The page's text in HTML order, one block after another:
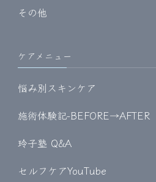
その他
ケアメニュー
悩み別スキンケア
施術体験記-BEFORE→AFTER
玲子塾 Q&A
セルフケアYouTube